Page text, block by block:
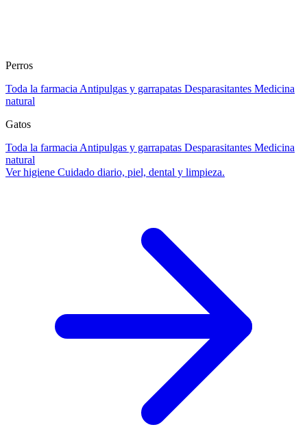
Perros
Toda la farmacia Antipulgas y garrapatas Desparasitantes Medicina
natural
Gatos
Toda la farmacia Antipulgas y garrapatas Desparasitantes Medicina
natural
Ver higiene Cuidado diario, piel, dental y limpieza.